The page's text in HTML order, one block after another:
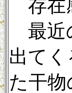
存在
最近
出て
た干